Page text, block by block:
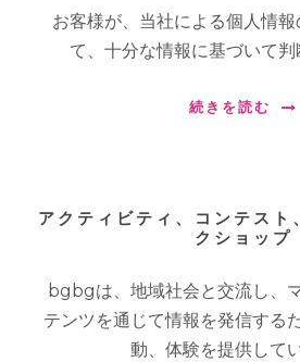
お客様が、当社による個人情
て、十分な情報に基づいて判
続きを読む
アクティビティ、コンテスト
クショップ
bgbgは、地域社会と交流し、
テンツを通じて情報を発信する
動、体験を提供して